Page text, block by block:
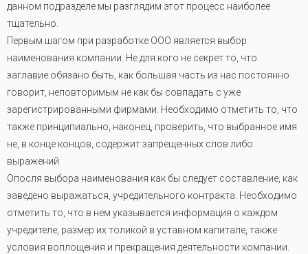
данном подразделе мы разглядим этот процесс наиболее
тщательно.
Первым шагом при разработке ООО является выбор
наименования компании. Не для кого не секрет то, что
заглавие обязано быть, как большая часть из нас постоянно
говорит, неповторимым не как бы совпадать с уже
зарегистрированными фирмами. Необходимо отметить то, что
также принципиально, наконец, проверить, что выбранное имя
не, в конце концов, содержит запрещенных слов либо
выражений.
Опосля выбора наименования как бы следует составление, как
заведено выражаться, учредительного контракта. Необходимо
отметить то, что в нем указывается информация о каждом
учредителе, размер их толикой в уставном капитале, также
условия воплощения и прекращения деятельности компании.